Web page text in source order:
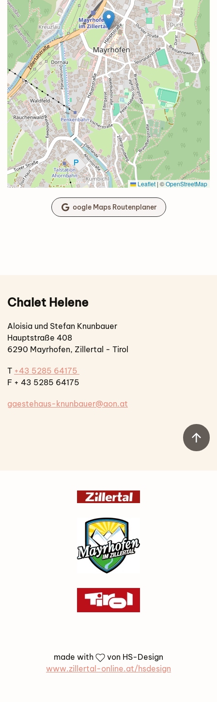
Leaflet | ©OpenStreetMap
oogle Maps Routenplaner
Chalet Helene
Aloisia und Stefan Knunbauer
Hauptstraße 408
6290 Mayrhofen, Zillertal - Tirol
T +43 5285 64175
F + 43 5285 64175
gaestehaus-knunbauer@aon.at
made with
von HS-Design
www.zillertal-online.at/hsdesign